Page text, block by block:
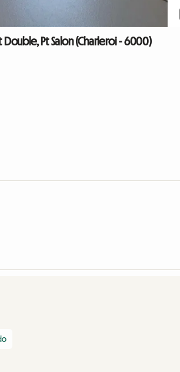
Double, Pt Salon (Charleroi - 6000)